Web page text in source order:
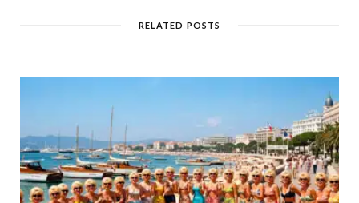
RELATED POSTS